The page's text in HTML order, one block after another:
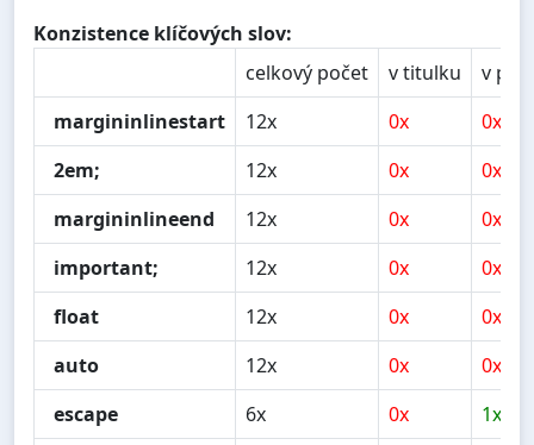
Konzistence klíčových slov:
celkový počet
v titulku
v
margininlinestart
12x 0x
0x
2em;
12x 0x
0x
margininlineend
12x 0x
0x
important;
12x 0x
0x
float
12x 0x
0x
auto
12x 0x
0x
escape
6x 0x 1x